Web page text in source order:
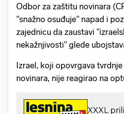
Odbor za zaštitu novinara
"snažno osuđuje" napad i
zajednicu da zaustavi
nekažnjivosti" glede
Izrael, koji opovrgava
novinara, nije reagirao na